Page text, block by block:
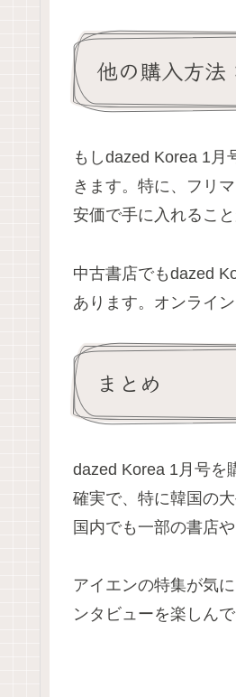
他の購入方法
もしdazed Korea 1月
きます。特に、フリ
安価で手に入れるこ
中古書店でもdazed
あります。オンライ
まとめ
dazed Korea 1月号を
確実で、特に韓国の
国内でも一部の書店
アイエンの特集が気
ンタビューを楽しんで